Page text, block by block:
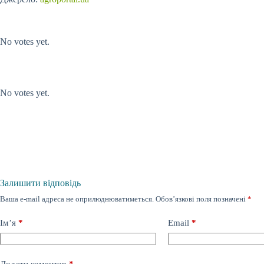
No votes yet.
No votes yet.
Залишити відповідь
Ваша e-mail адреса не оприлюднюватиметься. Обов’язкові поля позначені *
Ім’я * Email *